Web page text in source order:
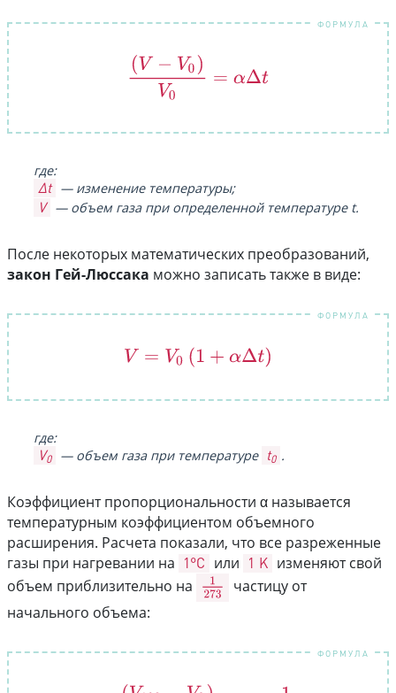
( V− V0) V
где:
Δt — изменение температуры;
V — объем газа при определенной температуре t.
После некоторых математических преобразований,
закон Гей-Люссака можно записать также в виде:
V =V0(1+αΔt)
где:
V0 — объем газа при температуре t0 .
Коэффициент пропорциональности α называется
температурным коэффициентом объемного
расширения. Расчета показали, что все разреженные
газы при нагревании на 1°C или 1 K изменяют свой
объем приблизительно на 1273
частицу от
начального объема: